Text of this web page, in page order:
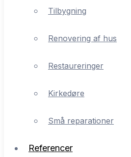
Referencer
Om VT Byg
Tilbygning
Renovering af hus
Restaureringer
Kirkedøre
Små reparationer
Referencer